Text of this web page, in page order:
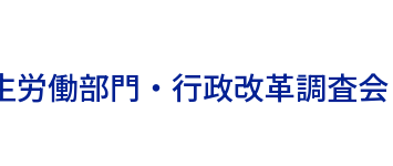
働部門・行政改革調査会